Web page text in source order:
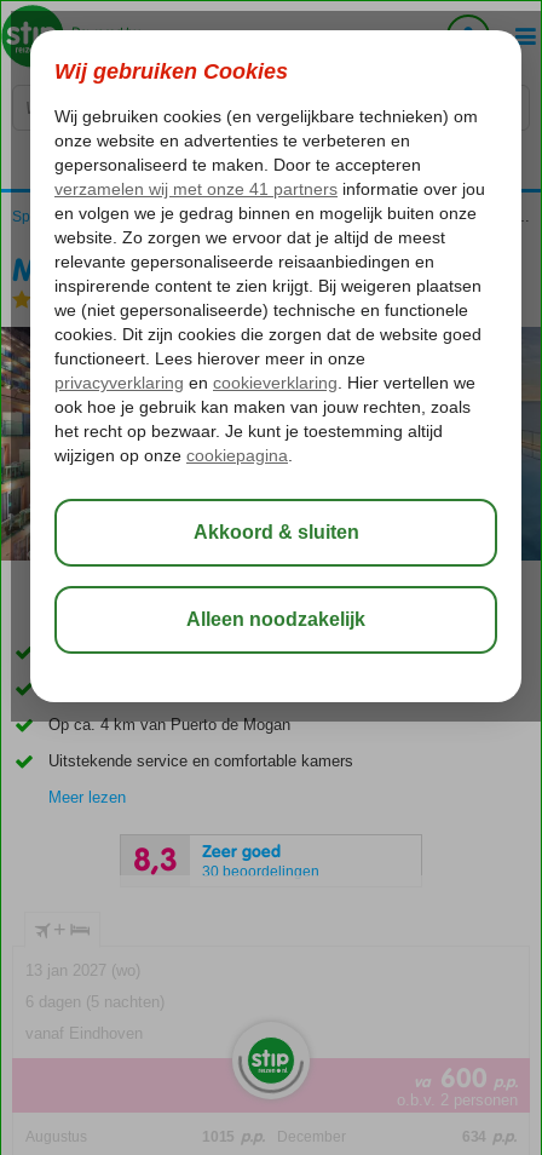
Voelt als thuiskomen...
Canarische Eilanden Gran Canaria Playa de Taurito Mogan Princess & Beach Club
Mogan Princess & Beach Club
All Inclusive- Hotel
Accommodatie met een GSTC erkend duurzaamheidscertificaat
Op ca. 4 km van Puerto de Mogan
Uitstekende service en comfortable kamers
Meer lezen
8,3 Zeer goed
30 beoordelingen
+
13 jan 2027 (wo)
6 dagen (5 nachten)
vanaf Eindhoven
va 600 p.p.
o.b.v. 2 personen
Augustus 1015 p.p. December 634 p.p.